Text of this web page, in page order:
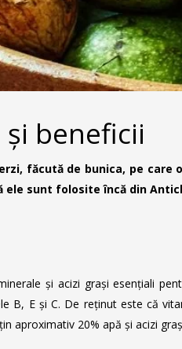
beneficii
făcută de bunica, pe
sunt folosite încă din
și acizi grași esențiali
B, E și C. De reținut este că
aproximativ 20% apă și acizi